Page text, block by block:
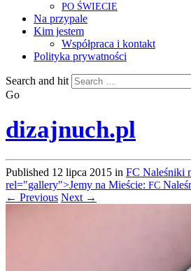
PO ŚWIECIE
Na przypale
Kim jestem
Współpraca i kontakt
Polityka prywatności
Search and hit
Go
dizajnuch.pl
Published 12 lipca 2015 in FC Naleśniki
rel="gallery">Jemy na Mieście: FC
← Previous Next →